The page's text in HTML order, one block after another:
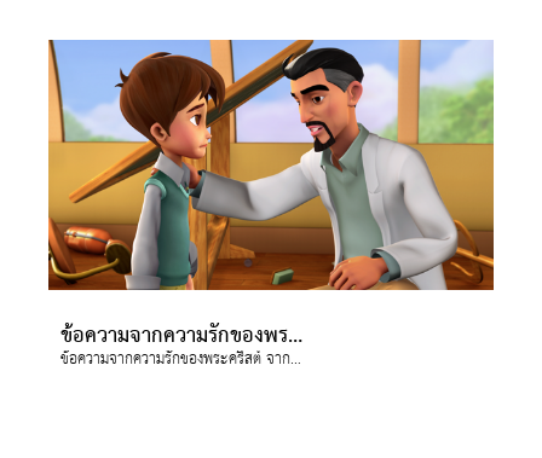
ข้อความจากความรักของพระคริสต์ จาก ตอน "เรื่องมีอยู่ว่า..."
ข้อความจากความรักของพระคริสต์ จาก ตอน "เรื่องมีอยู่ว่า..."